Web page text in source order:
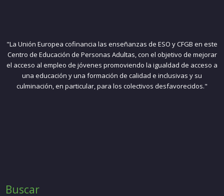
"La Unión Europea cofinancia las enseñanzas de ESO y CFGB en este
Centro de Educación de Personas Adultas, con el objetivo de mejorar
el acceso al empleo de jóvenes promoviendo la igualdad de acceso a
una educación y una formación de calidad e inclusivas y su
culminación, en particular, para los colectivos desfavorecidos."
Buscar